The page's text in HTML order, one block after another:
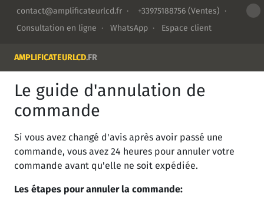
contact@amplificateurlcd.fr · +33975188756 (Ventes) ·
Consultation en ligne · WhatsApp · Espace client
AMPLIFICATEURLCD.FR
Le guide d'annulation de
commande
Si vous avez changé d'avis après avoir passé une
commande, vous avez 24 heures pour annuler votre
commande avant qu'elle ne soit expédiée.
Les étapes pour annuler la commande: